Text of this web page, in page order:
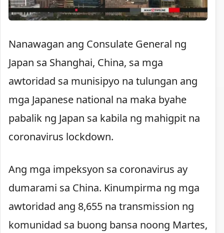
Nanawagan ang Consulate General ng
Japan sa Shanghai, China, sa mga
awtoridad sa munisipyo na tulungan ang
mga Japanese national na maka byahe
pabalik ng Japan sa kabila ng mahigpit na
coronavirus lockdown.
Ang mga impeksyon sa coronavirus ay
dumarami sa China. Kinumpirma ng mga
awtoridad ang 8,655 na transmission ng
komunidad sa buong bansa noong Martes,